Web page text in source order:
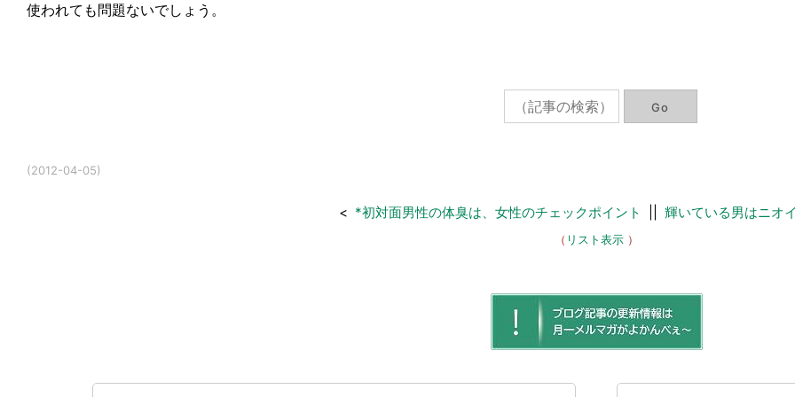
使われても問題ないでしょう。
(2012-04-05)
< *初対面男性の体臭は、女性のチェックポイント 輝いている男はニオ
（ リスト表示）